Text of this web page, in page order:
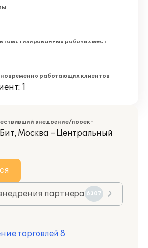
рабочих мест
работающих клиентов
1
внедрение/проект
Москва – Центральный
партнера 6307
торговлей 8